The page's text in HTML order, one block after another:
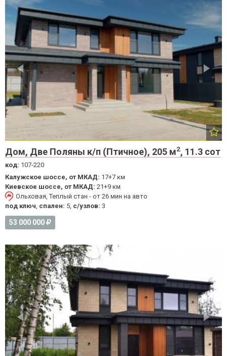
Дом, Две Поляны к/п (Птичное), 205 м2, 11.3 сот
код: 107-220
Калужское шоссе, от МКАД: 17+7 км
Киевское шоссе, от МКАД: 21+9 км
Ольховая, Теплый стан - от 26 мин на авто
под ключ, спален: 5, с/узлов: 3
53 000 000